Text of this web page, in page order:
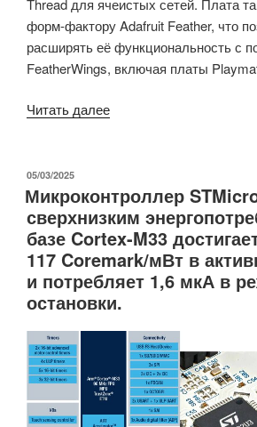
форм-фактору Adafruit Feather, что
расширять её функциональность с
FeatherWings, включая платы
Читать далее«Neuro
многоканальная
беспроводная
плата
для
захвата
биосигналов
проектов
HCI
&
BCI
ОПУБЛИКОВАНО
05/03/2025
Микроконтроллер
сверхнизким
базе Cortex-M33
117 Coremark/мВт в
и потребляет 1,6 мкА в
остановки.